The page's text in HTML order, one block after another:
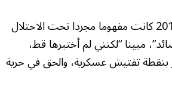
ويقول إن الحرية بنظره قبل انتقاله إلى الولايات المتحدة عام 2014 كانت مفهوما مجردا تحت الاحتلال
مبينا “لكنني لم أختبرها قط،
بنقطة تفتيش عسكرية، والحق في حرية